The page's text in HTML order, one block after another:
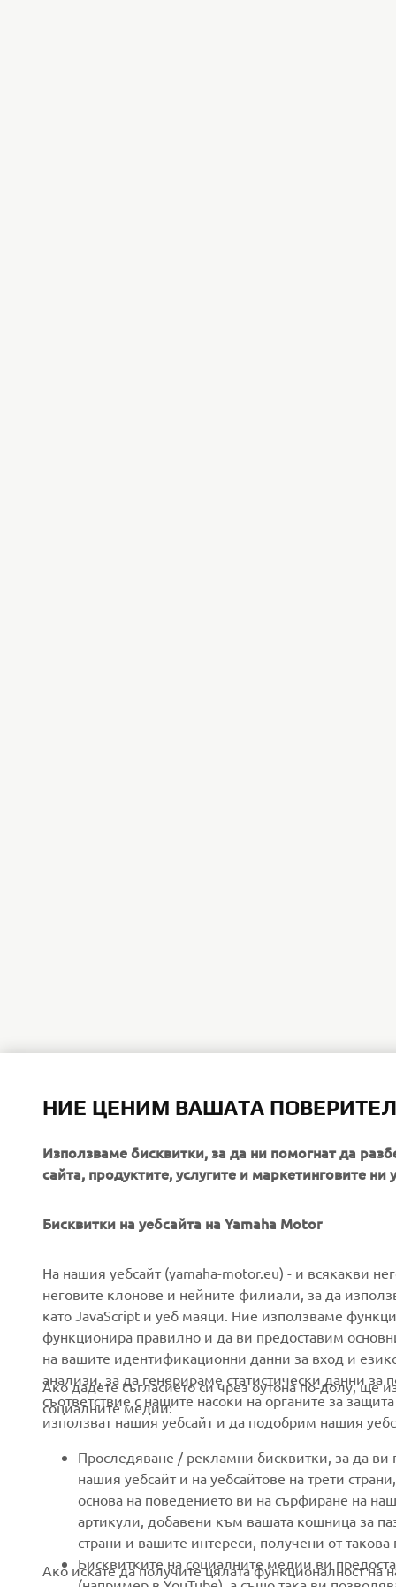
CORPORATE
About us
News
Events
Press
Working at Yamaha
Become a Dealer
Human Rights Policy
Sustainability Basic Policy
FOR BUSINESS
eBike systems
Authorities
Golfcourses
First responders
Robotics
Partnerships
Technical information for
independent dealers
НИЕ ЦЕНИМ ВАШАТА
Използваме бисквитки, за да ни помогнат да
сайта, продуктите, услугите и маркетинговите ни
Бисквитки на уебсайта на Yamaha Motor
На нашия уебсайт (yamaha-motor.eu) - и всякакви
неговите клонове и нейните филиали, за да
като JavaScript и уеб маяци. Ние използваме
функционира правилно и да ви предоставим
на вашите идентификационни данни за вход и
анализи, за да генерираме статистически данни за
съответствие с нашите насоки на органите за
използват нашия уебсайт и да подобрим нашия
Ако дадете съгласието си чрез бутона по-долу, ще
социалните медии:
Проследяване / рекламни бисквитки, за да
нашия уебсайт и на уебсайтове на трети
основа на поведението ви на сърфиране на
артикули, добавени към вашата кошница за
страни и вашите интереси, получени от
Бисквитките на социалните медии ви
Ако искате да получите цялата функционалност